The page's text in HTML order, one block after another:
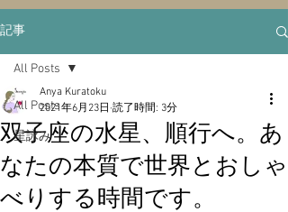
記事
All Posts
星詠み
All Posts
双子座の水星、順行へ。あ
なたの本質で世界とおしゃ
べりする時間です。
Anya Kuratoku
2021年6月23日 読了時間: 3分